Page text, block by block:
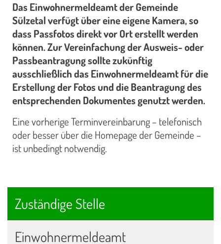
Das Einwohnermeldeamt der Gemeinde
Sülzetal verfügt über eine eigene Kamera, so
dass Passfotos direkt vor Ort erstellt werden
können. Zur Vereinfachung der Ausweis- oder
Passbeantragung sollte zukünftig
ausschließlich das Einwohnermeldeamt für die
Erstellung der Fotos und die Beantragung des
entsprechenden Dokumentes genutzt werden.
Eine vorherige Terminvereinbarung – telefonisch
oder besser über die Homepage der Gemeinde –
ist unbedingt notwendig.
Zuständige Stelle
Einwohnermeldeamt